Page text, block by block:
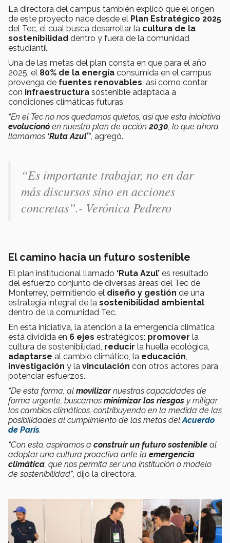
La directora del campus también explicó que el origen
de este proyecto nace desde el Plan Estratégico 2025
del Tec, el cual busca desarrollar la cultura de la
sostenibilidad dentro y fuera de la comunidad
estudiantil.
Una de las metas del plan consta en que para el año
2025, el 80% de la energía consumida en el campus
provenga de fuentes renovables, así como contar
con infraestructura sostenible adaptada a
condiciones climáticas futuras.
“En el Tec no nos quedamos quietos, así que esta iniciativa
evolucionó en nuestro plan de acción2030, lo que ahora
llamamos ‘Ruta Azul’”, agregó.
“Es importante trabajar, no en dar
más discursos sino en acciones
concretas”.- Verónica Pedrero
El camino hacia un futuro sostenible
El plan institucional llamado ‘Ruta Azul’ es resultado
del esfuerzo conjunto de diversas áreas del Tec de
Monterrey, permitiendo el diseño y gestión de una
estrategia integral de la sostenibilidad ambiental
dentro de la comunidad Tec.
En esta iniciativa, la atención a la emergencia climática
está dividida en 6 ejes estratégicos: promover la
cultura de sostenibilidad, reducir la huella ecológica,
adaptarse al cambio climático, la educación,
investigación y la vinculación con otros actores para
potenciar esfuerzos.
“De esta forma, al movilizarnuestras capacidades de
forma urgente, buscamos minimizar los riesgos y mitigar
los cambios climáticos, contribuyendo en la medida de las
posibilidades al cumplimiento de las metas delAcuerdo
de París.
“Con esto, aspiramos a construir un futuro sostenible al
adoptar una cultura proactiva ante la emergencia
climática, que nos permita ser una institución o modelo
de sostenibilidad”, dijo la directora.